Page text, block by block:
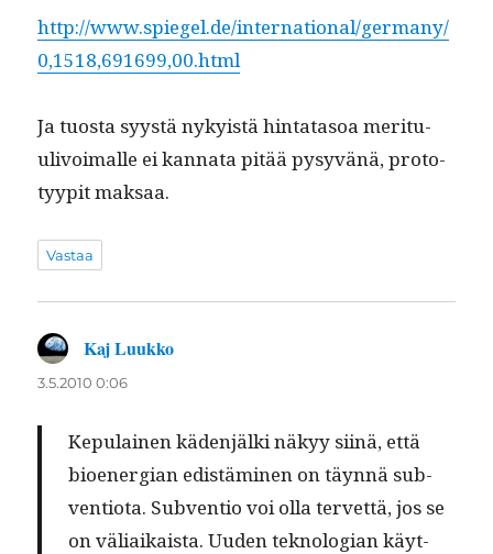
http://www.spiegel.de/international/germany/
0,1518,691699,00.html
Ja tuos­ta syys­tä nyky­istä hin­tata­soa mer­itu­
ulivoimalle ei kan­na­ta pitää pysyvänä, pro­to­
tyyp­it maksaa.
Vastaa
Kaj Luukko
3.5.2010 0:06
Kepu­lainen käden­jäl­ki näkyy siinä, että
bioen­er­gian edis­tämi­nen on täyn­nä sub­
ven­tio­ta. Sub­ven­tio voi olla ter­vet­tä, jos se
on väli­aikaista. Uuden teknolo­gian käyt­